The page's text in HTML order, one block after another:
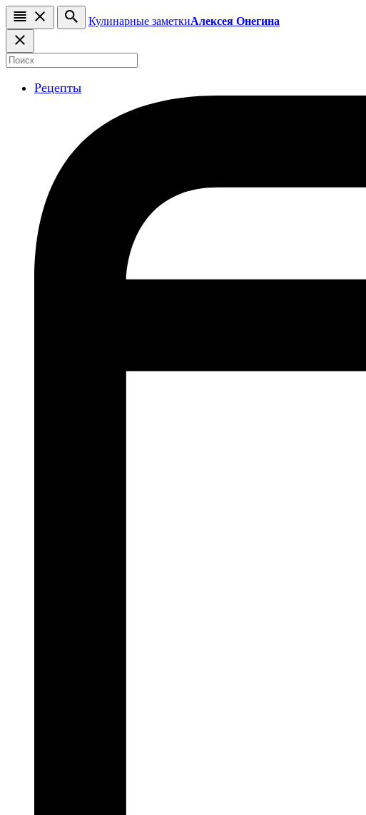
Кулинарные заметкиАлексея Онегина
Рецепты